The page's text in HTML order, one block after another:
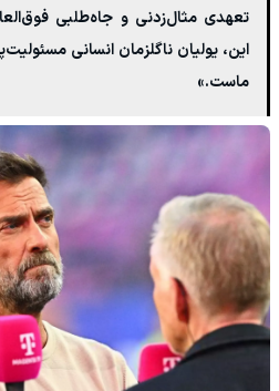
تعهدی مثال‌زدنی و جاه‌طلبی
این، یولیان ناگلزمان انسانی
ماست.»